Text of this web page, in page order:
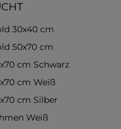
30x40 cm
50x70 cm
cm Schwarz
cm Weiß
cm Silber
Weiß